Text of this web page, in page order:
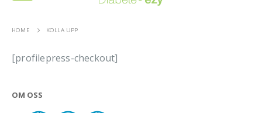
HOME KOLLA UPP
[profilepress-checkout]
OM OSS